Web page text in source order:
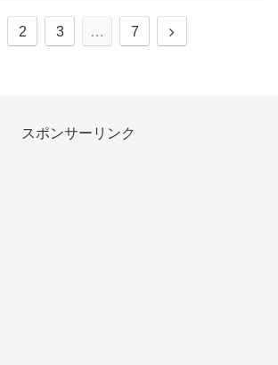
2 3 … 7
次
スポンサーリンク